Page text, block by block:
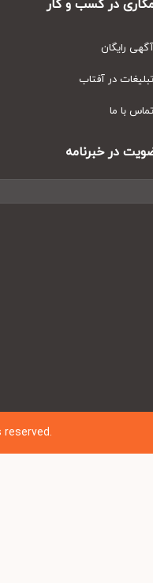
در کسب و کار
رایگان
در آفتاب
با ما
در خبرنامه
reserved.